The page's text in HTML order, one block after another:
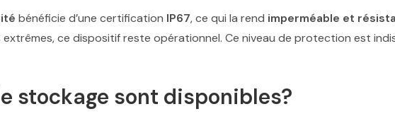
bénéficie d’une certification IP67, ce qui la rend imperméable et
ce dispositif reste opérationnel. Ce niveau de protection est
stockage sont disponibles?